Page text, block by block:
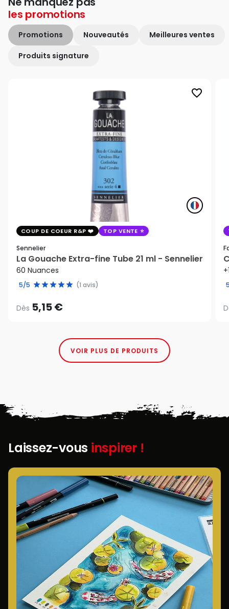
les promotions
Promotions Nouveautés Meilleures ventes
Produits signature
favorite_border
COUP DE COEUR R&P TOP VENTE
Sennelier
La Gouache Extra-fine Tube 21 ml - Sennelier
60 Nuances
5/5 (1 avis)
Dès 5,15 €
VOIR PLUS DE PRODUITS
Laissez-vous inspirer !